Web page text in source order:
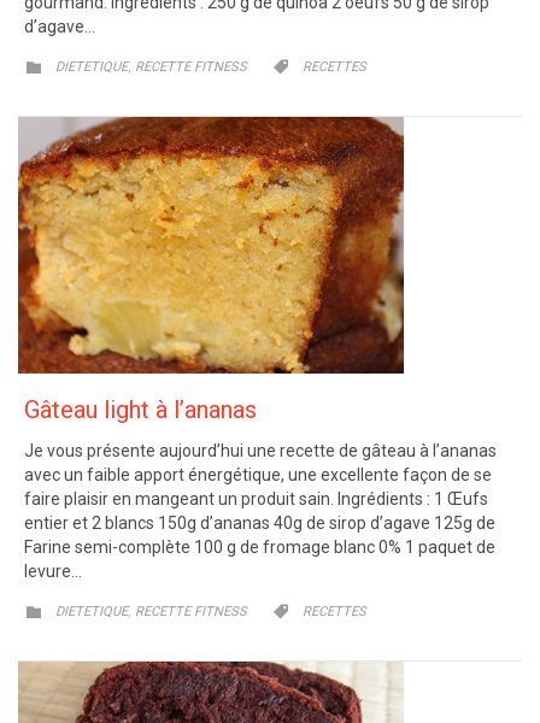
d’agave…
 CATEGORY
DIETETIQUE, RECETTE FITNESS  CATEGORY
RECETTES
Gâteau light à l’ananas
Je vous présente aujourd’hui une recette de gâteau à l’ananas
avec un faible apport énergétique, une excellente façon de se
faire plaisir en mangeant un produit sain. Ingrédients : 1 Œufs
entier et 2 blancs 150g d’ananas 40g de sirop d’agave 125g de
Farine semi-complète 100 g de fromage blanc 0% 1 paquet de
levure…
 CATEGORY
DIETETIQUE, RECETTE FITNESS  CATEGORY
RECETTES